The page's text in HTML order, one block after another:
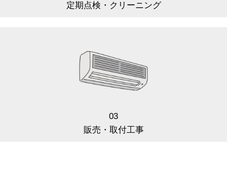
定期点検・クリーニング
03
販売・取付工事